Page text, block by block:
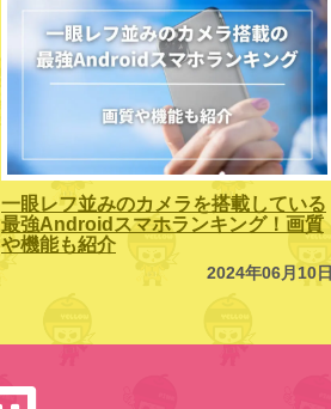
一眼レフ並みのカメラを搭載している
最強Androidスマホランキング！画質
や機能も紹介
2024年06月10日